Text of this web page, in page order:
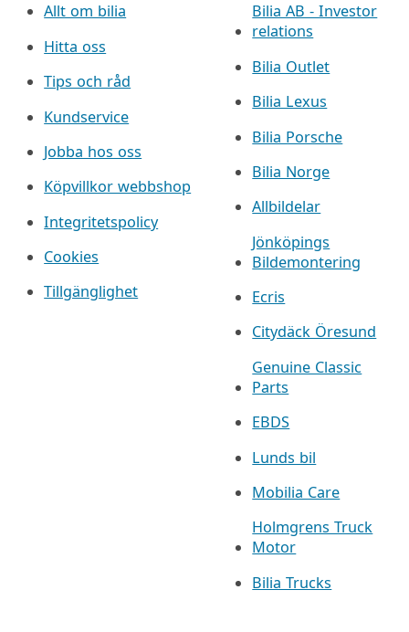
Allt om bilia
Hitta oss
Tips och råd
Kundservice
Jobba hos oss
Köpvillkor webbshop
Integritetspolicy
Cookies
Tillgänglighet
Bilia AB - Investor
relations
Bilia Outlet
Bilia Lexus
Bilia Porsche
Bilia Norge
Allbildelar
Jönköpings
Bildemontering
Ecris
Citydäck Öresund
Genuine Classic
Parts
EBDS
Lunds bil
Mobilia Care
Holmgrens Truck
Motor
Bilia Trucks